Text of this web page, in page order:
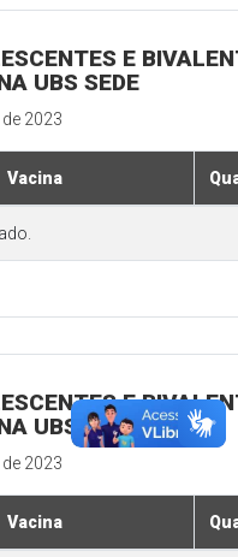
E
UBS SEDE
2023
Vacina
E
UBS SEDE
2023
Vacina